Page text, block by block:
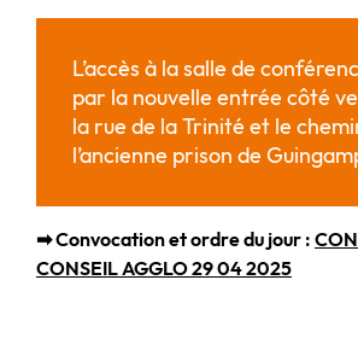
L’accès à la salle de
par la nouvelle entrée côté
la rue de la Trinité et le
l’ancienne prison de
➡ Convocation et ordre du jour :
CONSEIL AGGLO 29 04 2025